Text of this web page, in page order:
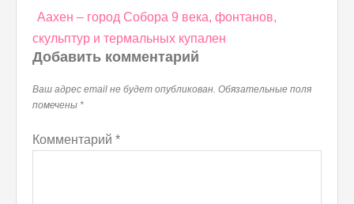
Навигация
по
записям
Аахен – город Собора 9 века, фонтанов,
скульптур и термальных купален
Добавить комментарий
Ваш адрес email не будет опубликован. Обязательные поля
помечены *
Комментарий *